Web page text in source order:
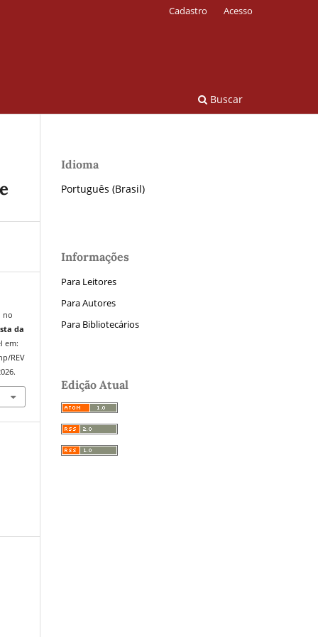
Buscar
Cadastro Acesso
no
da
em:
REV
Idioma
Português (Brasil)
Informações
Para Leitores
Para Autores
Para Bibliotecários
Edição Atual